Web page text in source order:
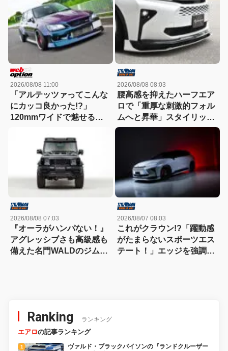
シャンスピリッツ・GRカ
ローラ】
エラーも体験（涙）
2026/08/08 11:00
「アルテッツァってこんな
にカッコ良かった!?」
120mmワイドで魅せる新
2026/08/08 08:03
腰高感を抑えたハーフエア
ロで「重厚な刺激的フォル
ムへと昇華」スタイリッシ
ュなエステートを構築
2026/08/08 07:03
『オーラがハンパない！』
アグレッシブさも高級感も
備えた名門WALDのジムニ
2026/08/07 08:03
これがクラウン!?「躍動感
がたまらないスポーツエス
テート！」エッジを強調し
Ranking ランキング
エアロの記事ランキング
ヴァルド・ブラックバイソンの『ランドクルーザー